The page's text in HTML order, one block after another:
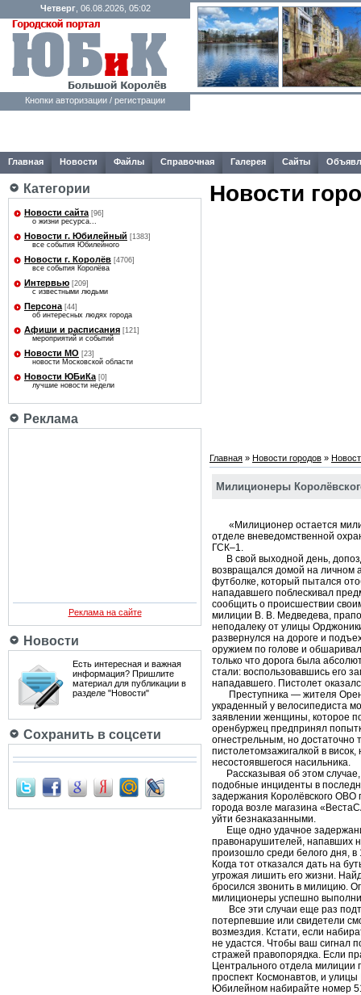
Четверг, 06.08.2026, 05:02
Кнопки авторизации / регистрации
Главная Новости Файлы Справочная Галерея Сайты
Категории
Новости сайта [96]
о жизни ресурса...
Новости г. Юбилейный [1383]
все события Юбилейного
Новости г. Королёв [4706]
все события Королёва
Интервью [209]
с известными людьми
Персона [44]
об интересных людях города
Афиши и расписания [121]
мероприятий и событий
Новости МО [23]
новости Московской области
Новости ЮБиКа [0]
лучшие новости недели
Реклама
Реклама на сайте
Новости
Есть интересная и важная
информация? Пришлите
материал для публикации в
разделе "Новости"
Сохранить в соцсети
Новости
Главная » Новости городов »
Милиционеры
«Милиционер остается
отделе вневедомственной
ГСК–1.
В свой выходной день,
возвращался домой на личном
футболке, который пытался
нападавшего поблескивал
сообщить о происшествии
милиции В. В. Медведева,
неподалеку от улицы
развернулся на дороге и
оружием по голове и
только что дорога была
стали: воспользовавшись его
нападавшего. Пистолет
Преступника — жителя
украденный у велосипедиста
заявлении женщины, которое
оренбуржец предпринял
огнестрельным, но
пистолетом­зажигалкой в
несостоявшегося насильника.
Рассказывая об этом случае,
подобные инциденты в
задержания Королёвского ОВО
города возле магазина
уйти безнаказанными.
Еще одно удачное
правонарушителей, напавших
произошло среди белого дня, в
Когда тот отказался дать на
угрожая лишить его жизни.
бросился звонить в милицию.
милиционеры успешно
Все эти случаи еще раз
потерпевшие или свидетели
возмездия. Кстати, если
не удастся. Чтобы ваш сигнал
стражей правопорядка. Если
Центрального отдела милиции
проспект Космонавтов, и
Юбилейном набирайте номер